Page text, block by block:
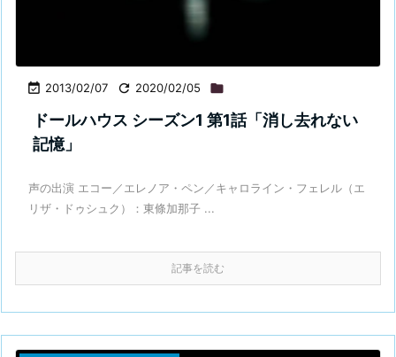
 2013/02/07  2020/02/05 
ドールハウス シーズン1 第1話「消し去れない
記憶」
声の出演 エコー／エレノア・ペン／キャロライン・フェレル（エ
リザ・ドゥシュク）：東條加那子 ...
記事を読む